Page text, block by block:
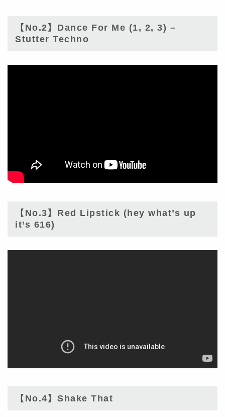
【No.2】Dance For Me (1, 2, 3) –
Stutter Techno
【No.3】Red Lipstick (hey what’s up
it’s 616)
【No.4】Shake That